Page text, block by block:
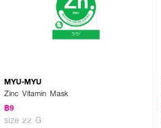
MYU-MYU
Zinc Vitamin Mask
฿9
size 22 G